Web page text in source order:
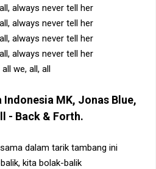
always never tell her
always never tell her
always never tell her
always never tell her
all we, all, all
Indonesia MK, Jonas Blue,
- Back & Forth.
dalam tarik tambang ini
kita bolak-balik